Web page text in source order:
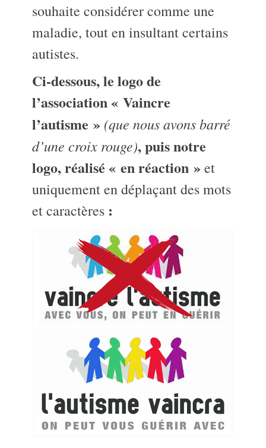
souhaite considérer comme une
maladie, tout en insultant certains
autistes.
Ci-dessous, le logo de
l’association « Vaincre
l’autisme » (que nous avons barré
d’une croix rouge), puis notre
logo, réalisé « en réaction »et
uniquement en déplaçant des mots
et caractères :